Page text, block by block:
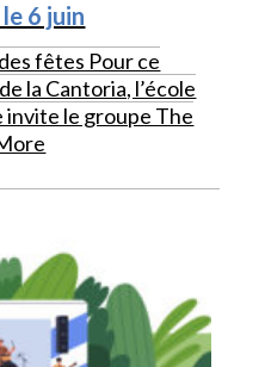
6 juin
fêtes Pour ce
la Cantoria, l’école
invite le groupe The